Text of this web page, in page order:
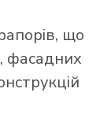
що
фасадних